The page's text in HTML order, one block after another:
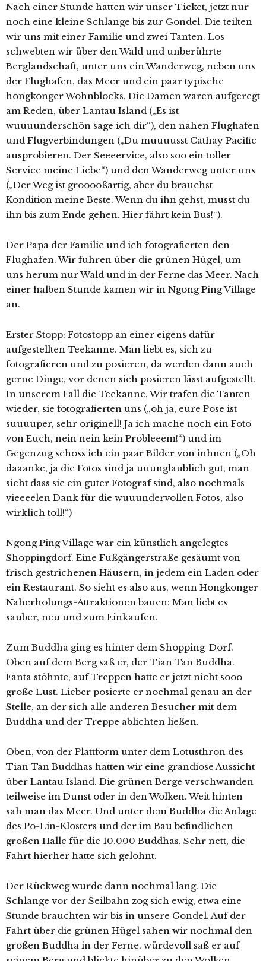
Nach einer Stunde hatten wir unser Ticket, jetzt nur
noch eine kleine Schlange bis zur Gondel. Die teilten
wir uns mit einer Familie und zwei Tanten. Los
schwebten wir über den Wald und unberührte
Berglandschaft, unter uns ein Wanderweg, neben uns
der Flughafen, das Meer und ein paar typische
hongkonger Wohnblocks. Die Damen waren aufgeregt
am Reden, über Lantau Island („Es ist
wuuuunderschön sage ich dir“), den nahen Flughafen
und Flugverbindungen („Du muuuusst Cathay Pacific
ausprobieren. Der Seeeervice, also soo ein toller
Service meine Liebe“) und den Wanderweg unter uns
(„Der Weg ist grooooßartig, aber du brauchst
Kondition meine Beste. Wenn du ihn gehst, musst du
ihn bis zum Ende gehen. Hier fährt kein Bus!“).
Der Papa der Familie und ich fotografierten den
Flughafen. Wir fuhren über die grünen Hügel, um
uns herum nur Wald und in der Ferne das Meer. Nach
einer halben Stunde kamen wir in Ngong Ping Village
an.
Erster Stopp: Fotostopp an einer eigens dafür
aufgestellten Teekanne. Man liebt es, sich zu
fotografieren und zu posieren, da werden dann auch
gerne Dinge, vor denen sich posieren lässt aufgestellt.
In unserem Fall die Teekanne. Wir trafen die Tanten
wieder, sie fotografierten uns („oh ja, eure Pose ist
suuuuper, sehr originell! Ja ich mache noch ein Foto
von Euch, nein nein kein Probleeem!“) und im
Gegenzug schoss ich ein paar Bilder von inhnen („Oh
daaanke, ja die Fotos sind ja uuunglaublich gut, man
sieht dass sie ein guter Fotograf sind, also nochmals
vieeeelen Dank für die wuuundervollen Fotos, also
wirklich toll!“)
Ngong Ping Village war ein künstlich angelegtes
Shoppingdorf. Eine Fußgängerstraße gesäumt von
frisch gestrichenen Häusern, in jedem ein Laden oder
ein Restaurant. So sieht es also aus, wenn Hongkonger
Naherholungs-Attraktionen bauen: Man liebt es
sauber, neu und zum Einkaufen.
Zum Buddha ging es hinter dem Shopping-Dorf.
Oben auf dem Berg saß er, der Tian Tan Buddha.
Fanta stöhnte, auf Treppen hatte er jetzt nicht sooo
große Lust. Lieber posierte er nochmal genau an der
Stelle, an der sich alle anderen Besucher mit dem
Buddha und der Treppe ablichten ließen.
Oben, von der Plattform unter dem Lotusthron des
Tian Tan Buddhas hatten wir eine grandiose Aussicht
über Lantau Island. Die grünen Berge verschwanden
teilweise im Dunst oder in den Wolken. Weit hinten
sah man das Meer. Und unter dem Buddha die Anlage
des Po-Lin-Klosters und der im Bau befindlichen
großen Halle für die 10.000 Buddhas. Sehr nett, die
Fahrt hierher hatte sich gelohnt.
Der Rückweg wurde dann nochmal lang. Die
Schlange vor der Seilbahn zog sich ewig, etwa eine
Stunde brauchten wir bis in unsere Gondel. Auf der
Fahrt über die grünen Hügel sahen wir nochmal den
großen Buddha in der Ferne, würdevoll saß er auf